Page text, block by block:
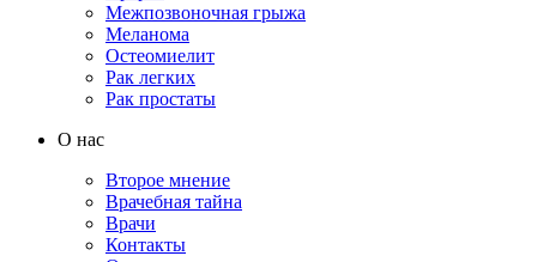
Межпозвоночная грыжа
Меланома
Остеомиелит
Рак легких
Рак простаты
О нас
Второе мнение
Врачебная тайна
Врачи
Контакты